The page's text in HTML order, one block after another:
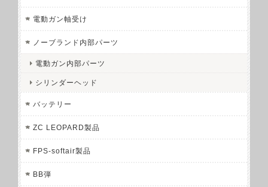
電動ガン軸受け
ノーブランド内部パーツ
電動ガン内部パーツ
シリンダーヘッド
バッテリー
ZC LEOPARD製品
FPS-softair製品
BB弾